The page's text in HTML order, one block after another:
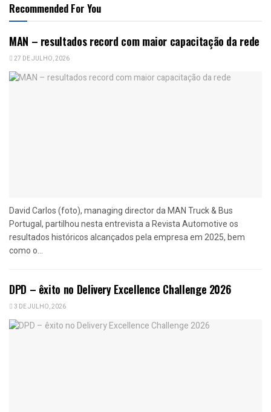
Recommended For You
MAN – resultados record com maior capacitação da rede
27 DE JULHO, 2026
David Carlos (foto), managing director da MAN Truck & Bus
Portugal, partilhou nesta entrevista a Revista Automotive os
resultados históricos alcançados pela empresa em 2025, bem
como o...
DPD – êxito no Delivery Excellence Challenge 2026
3 DE JULHO, 2026